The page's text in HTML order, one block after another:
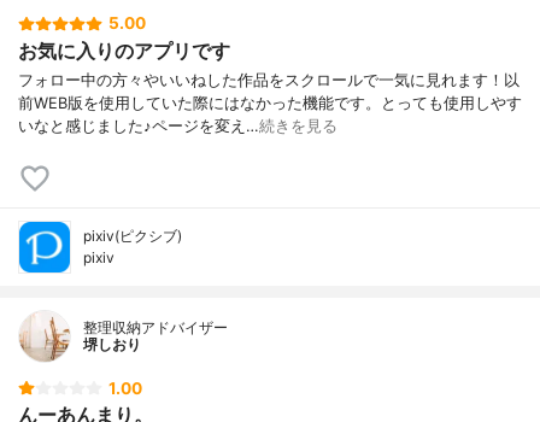
5.00
お気に入りのアプリです
フォロー中の方々やいいねした作品をスクロールで一気に見れます！以
前WEB版を使用していた際にはなかった機能です。とっても使用しやす
いなと感じました♪ページを変え…続きを見る
pixiv(ピクシブ)
pixiv
整理収納アドバイザー
堺しおり
1.00
んーあんまり。